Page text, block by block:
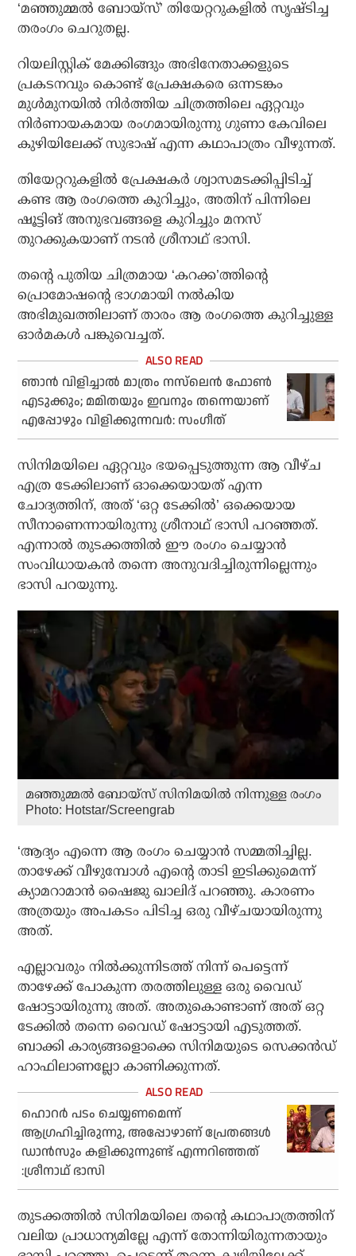
‘മഞ്ഞുമ്മല്‍ ബോയ്‌സ്’ തിയേറ്ററുകളില്‍ സൃഷ്ടിച്ച
തരംഗം ചെറുതല്ല.
റിയലിസ്റ്റിക് മേക്കിങ്ങും അഭിനേതാക്കളുടെ
പ്രകടനവും കൊണ്ട് പ്രേക്ഷകരെ ഒന്നടങ്കം
മുള്‍മുനയില്‍ നിര്‍ത്തിയ ചിത്രത്തിലെ ഏറ്റവും
നിര്‍ണായകമായ രംഗമായിരുന്നു ഗുണാ കേവിലെ
കുഴിയിലേക്ക് സുഭാഷ് എന്ന കഥാപാത്രം വീഴുന്നത്.
തിയേറ്ററുകളില്‍ പ്രേക്ഷകര്‍ ശ്വാസമടക്കിപ്പിടിച്ച്
കണ്ട ആ രംഗത്തെ കുറിച്ചും, അതിന് പിന്നിലെ
ഷൂട്ടിങ് അനുഭവങ്ങളെ കുറിച്ചും മനസ്
തുറക്കുകയാണ് നടന്‍ ശ്രീനാഥ് ഭാസി.
തന്റെ പുതിയ ചിത്രമായ ‘കറക്ക’ത്തിന്റെ
പ്രൊമോഷന്റെ ഭാഗമായി നല്‍കിയ
അഭിമുഖത്തിലാണ് താരം ആ രംഗത്തെ കുറിച്ചുള്ള
ഓര്‍മകള്‍ പങ്കുവെച്ചത്.
ഞാന്‍ വിളിച്ചാല്‍ മാത്രം നസ്‌ലെന്‍ ഫോണ്‍
എടുക്കും; മമിതയും ഇവനും തന്നെയാണ്
എപ്പോഴും വിളിക്കുന്നവര്‍: സംഗീത്
സിനിമയിലെ ഏറ്റവും ഭയപ്പെടുത്തുന്ന ആ വീഴ്ച
എത്ര ടേക്കിലാണ് ഓക്കെയായത് എന്ന
ചോദ്യത്തിന്, അത് ‘ഒറ്റ ടേക്കില്‍’ ഒക്കെയായ
സീനാണെന്നായിരുന്നു ശ്രീനാഥ് ഭാസി പറഞ്ഞത്.
എന്നാല്‍ തുടക്കത്തില്‍ ഈ രംഗം ചെയ്യാന്‍
സംവിധായകന്‍ തന്നെ അനുവദിച്ചിരുന്നില്ലെന്നും
ഭാസി പറയുന്നു.
മഞ്ഞുമ്മല്‍ ബോയ്‌സ് സിനിമയില്‍ നിന്നുള്ള രംഗം
Photo: Hotstar/Screengrab
‘ആദ്യം എന്നെ ആ രംഗം ചെയ്യാന്‍ സമ്മതിച്ചില്ല.
താഴേക്ക് വീഴുമ്പോള്‍ എന്റെ താടി ഇടിക്കുമെന്ന്
ക്യാമറാമാന്‍ ഷൈജു ഖാലിദ് പറഞ്ഞു. കാരണം
അത്രയും അപകടം പിടിച്ച ഒരു വീഴ്ചയായിരുന്നു
അത്.
എല്ലാവരും നില്‍ക്കുന്നിടത്ത് നിന്ന് പെട്ടെന്ന്
താഴേക്ക് പോകുന്ന തരത്തിലുള്ള ഒരു വൈഡ്
ഷോട്ടായിരുന്നു അത്. അതുകൊണ്ടാണ് അത് ഒറ്റ
ടേക്കില്‍ തന്നെ വൈഡ് ഷോട്ടായി എടുത്തത്.
ബാക്കി കാര്യങ്ങളൊക്കെ സിനിമയുടെ സെക്കന്‍ഡ്
ഹാഫിലാണല്ലോ കാണിക്കുന്നത്.
ഹൊറർ പടം ചെയ്യണമെന്ന്
ആഗ്രഹിച്ചിരുന്നു, അപ്പോഴാണ് പ്രേതങ്ങൾ
ഡാൻസും കളിക്കുന്നുണ്ട് എന്നറിഞ്ഞത്
:ശ്രീനാഥ് ഭാസി
തുടക്കത്തില്‍ സിനിമയിലെ തന്റെ കഥാപാത്രത്തിന്
വലിയ പ്രാധാന്യമില്ലേ എന്ന് തോന്നിയിരുന്നതായും